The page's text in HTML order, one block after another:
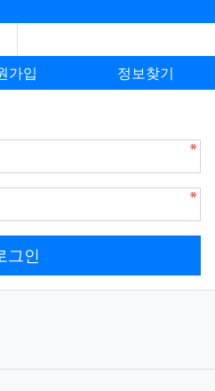
가입 정보찾기
그인